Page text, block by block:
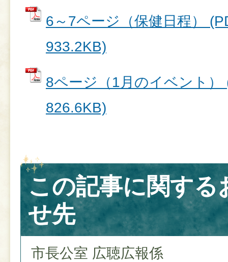
6～7ページ（保健日程）
933.2KB)
8ページ（1月のイベント）
826.6KB)
この記事に関する
せ先
市長公室 広聴広報係